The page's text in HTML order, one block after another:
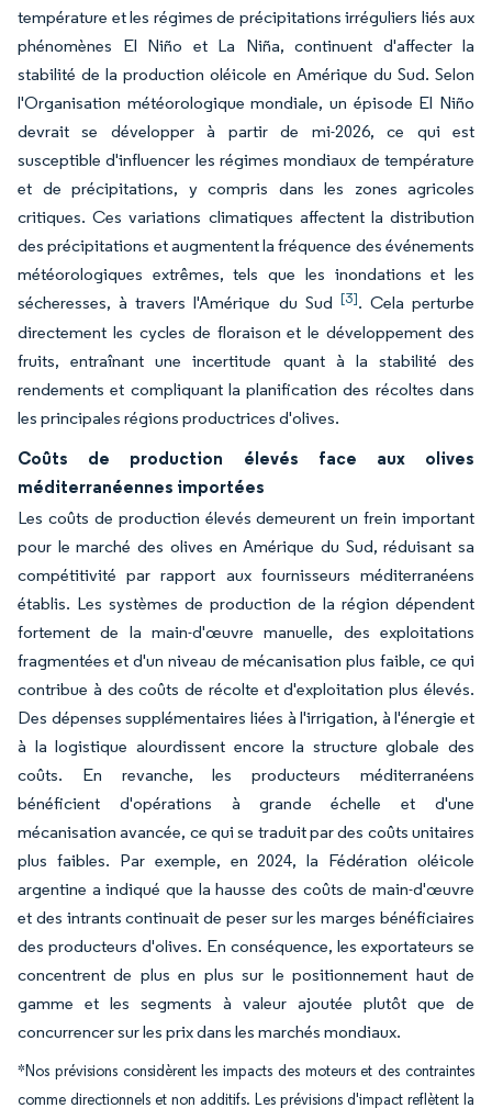
température et les régimes de précipitations irréguliers liés aux
phénomènes El Niño et La Niña, continuent d'affecter la
stabilité de la production oléicole en Amérique du Sud. Selon
l'Organisation météorologique mondiale, un épisode El Niño
devrait se développer à partir de mi-2026, ce qui est
susceptible d'influencer les régimes mondiaux de température
et de précipitations, y compris dans les zones agricoles
critiques. Ces variations climatiques affectent la distribution
des précipitations et augmentent la fréquence des événements
météorologiques extrêmes, tels que les inondations et les
sécheresses, à travers l'Amérique du Sud [3]. Cela perturbe
directement les cycles de floraison et le développement des
fruits, entraînant une incertitude quant à la stabilité des
rendements et compliquant la planification des récoltes dans
les principales régions productrices d'olives.
Coûts de production élevés face aux olives
méditerranéennes importées
Les coûts de production élevés demeurent un frein important
pour le marché des olives en Amérique du Sud, réduisant sa
compétitivité par rapport aux fournisseurs méditerranéens
établis. Les systèmes de production de la région dépendent
fortement de la main-d'œuvre manuelle, des exploitations
fragmentées et d'un niveau de mécanisation plus faible, ce qui
contribue à des coûts de récolte et d'exploitation plus élevés.
Des dépenses supplémentaires liées à l'irrigation, à l'énergie et
à la logistique alourdissent encore la structure globale des
coûts. En revanche, les producteurs méditerranéens
bénéficient d'opérations à grande échelle et d'une
mécanisation avancée, ce qui se traduit par des coûts unitaires
plus faibles. Par exemple, en 2024, la Fédération oléicole
argentine a indiqué que la hausse des coûts de main-d'œuvre
et des intrants continuait de peser sur les marges bénéficiaires
des producteurs d'olives. En conséquence, les exportateurs se
concentrent de plus en plus sur le positionnement haut de
gamme et les segments à valeur ajoutée plutôt que de
concurrencer sur les prix dans les marchés mondiaux.
*Nos prévisions considèrent les impacts des moteurs et des contraintes
comme directionnels et non additifs. Les prévisions d'impact reflètent la